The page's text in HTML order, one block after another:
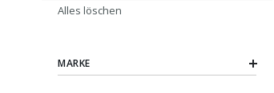
Alles löschen
MARKE